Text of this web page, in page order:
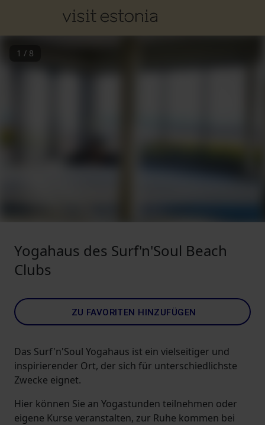
1 / 8
Yogahaus des Surf'n'Soul Beach
Clubs
ZU FAVORITEN HINZUFÜGEN
Das Surf'n'Soul Yogahaus ist ein vielseitiger und
inspirierender Ort, der sich für unterschiedlichste
Zwecke eignet.
Hier können Sie an Yogastunden teilnehmen oder
eigene Kurse veranstalten, zur Ruhe kommen bei